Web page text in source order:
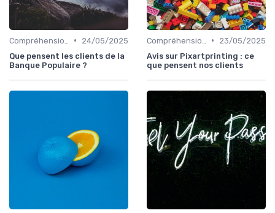
•
24/05/2025
Que pensent les clients de la
Banque Populaire ?
•
23/05/2025
Avis sur Pixartprinting : ce
que pensent nos clients